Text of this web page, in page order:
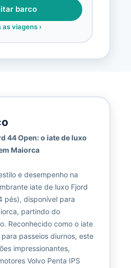
barco
as viagens›
44 Open: o iate de luxo
Maiorca
e desempenho na
iate de luxo Fjord
pés), disponível para
partindo do
Reconhecido como o iate
passeios diurnos, este
impressionantes,
Volvo Penta IPS